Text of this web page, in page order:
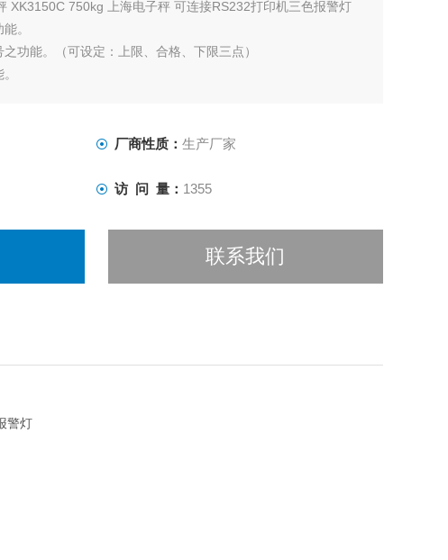
XK3150C 750kg 上海电子秤 可连接RS232打印机三色报警灯
。
功能。（可设定：上限、合格、下限三点）
使用寿命长。
厂商性质： 生产厂家
访 问 量： 1355
联系我们
警灯